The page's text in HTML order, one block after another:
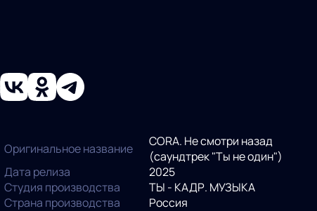
Оригинальное название
CORA. Не смотри назад
(саундтрек "Ты не один")
Дата релиза
2025
Студия производства
ТЫ - КАДР. МУЗЫКА
Страна производства
Россия